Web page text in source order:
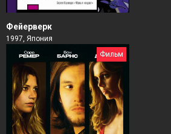
Фейерверк
1997, Япония
Фильм